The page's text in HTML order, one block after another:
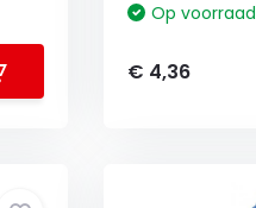
Op voorraad
€ 4,36